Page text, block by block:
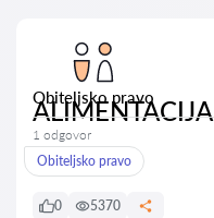
Obiteljsko pravo
ALIMENTACIJA
1 odgovor
Obiteljsko pravo
0 5370